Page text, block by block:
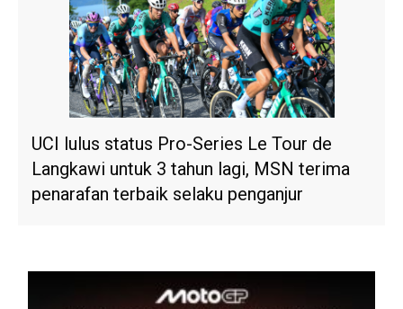
UCI lulus status Pro-Series Le Tour de
Langkawi untuk 3 tahun lagi, MSN terima
penarafan terbaik selaku penganjur